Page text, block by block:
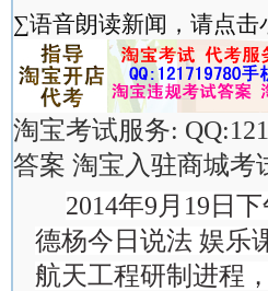
∑语音朗读新闻，请点
淘宝考试服务:
答案 淘宝入驻商城考
2014年9月19日
德杨今日说法 娱乐
航天工程研制进程